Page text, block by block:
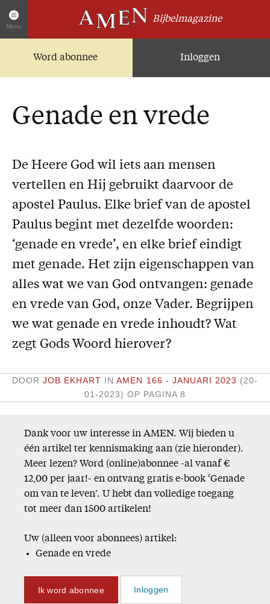
Menu
Bijbelmagazine
Word abonnee Inloggen
Artikelen
Zoek in alle artikelen
Facebook
Over AMEN
Abonnementen
Geschenkabonnement
Proefnummer AMEN
Steun AMEN
Missie
Adreswijziging
Vragen en opmerkingen
En verder
Genade en vrede
De Heere God wil iets aan mensen
vertellen en Hij gebruikt daarvoor de
apostel Paulus. Elke brief van de apostel
Paulus begint met dezelfde woorden:
‘genade en vrede’, en elke brief eindigt
met genade. Het zijn eigenschappen van
alles wat we van God ontvangen: genade
en vrede van God, onze Vader. Begrijpen
we wat genade en vrede inhoudt? Wat
zegt Gods Woord hierover?
DOORJOB EKHART INAMEN 166 - JANUARI 2023 (20-
01-2023) OP PAGINA 8
Dank voor uw interesse in AMEN. Wij bieden u
één artikel ter kennismaking aan (zie hieronder).
Meer lezen? Word (online)abonnee -al vanaf €
12,00 per jaar!- en ontvang gratis e-book ‘Genade
om van te leven’. U hebt dan volledige toegang
tot meer dan 1500 artikelen!
Uw (alleen voor abonnees) artikel:
Genade en vrede
Ik word abonnee Inloggen